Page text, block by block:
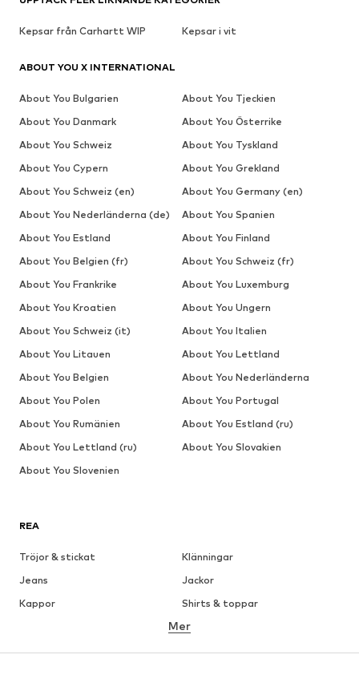
REA
Tröjor & stickat
Klänningar
Jeans
Jackor
Kappor
Shirts & toppar
Underkläder
Kjolar
Blusar & tunikor
Mer
Kepsar från Carhartt WIP Kepsar i vit
ABOUT YOU X INTERNATIONAL
About You Bulgarien
About You Tjeckien
About You Danmark
About You Österrike
About You Schweiz
About You Tyskland
About You Cypern
About You Grekland
About You Schweiz (en)
About You Germany (en)
About You Nederländerna (de)
About You Spanien
About You Estland
About You Finland
About You Belgien (fr)
About You Schweiz (fr)
About You Frankrike
About You Luxemburg
About You Kroatien
About You Ungern
About You Schweiz (it)
About You Italien
About You Litauen
About You Lettland
About You Belgien
About You Nederländerna
About You Polen
About You Portugal
About You Rumänien
About You Estland (ru)
About You Lettland (ru)
About You Slovakien
About You Slovenien